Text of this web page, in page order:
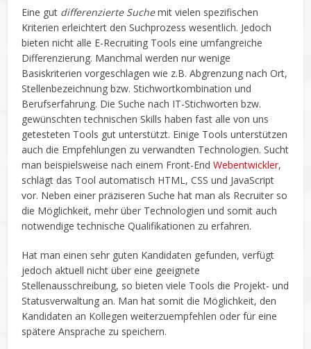
Eine gut differenzierte Suchemit vielen spezifischen
Kriterien erleichtert den Suchprozess wesentlich. Jedoch
bieten nicht alle E-Recruiting Tools eine umfangreiche
Differenzierung. Manchmal werden nur wenige
Basiskriterien vorgeschlagen wie z.B. Abgrenzung nach Ort,
Stellenbezeichnung bzw. Stichwortkombination und
Berufserfahrung. Die Suche nach IT-Stichworten bzw.
gewünschten technischen Skills haben fast alle von uns
getesteten Tools gut unterstützt. Einige Tools unterstützen
auch die Empfehlungen zu verwandten Technologien. Sucht
man beispielsweise nach einem Front-EndWebentwickler,
schlägt das Tool automatisch HTML, CSS und JavaScript
vor. Neben einer präziseren Suche hat man als Recruiter so
die Möglichkeit, mehr über Technologien und somit auch
notwendige technische Qualifikationen zu erfahren.
Hat man einen sehr guten Kandidaten gefunden, verfügt
jedoch aktuell nicht über eine geeignete
Stellenausschreibung, so bieten viele Tools die Projekt- und
Statusverwaltung an. Man hat somit die Möglichkeit, den
Kandidaten an Kollegen weiterzuempfehlen oder für eine
spätere Ansprache zu speichern.